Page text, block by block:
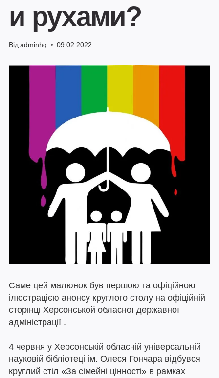
и рухами?
Від adminhq 09.02.2022
Саме цей малюнок був першою та офіційною
ілюстрацією анонсу круглого столу на офіційній
сторінці Херсонськой обласної державної
адміністрації .
4 червня у Херсонській обласній універсальній
науковій бібліотеці ім. Олеся Гончара відбувся
круглий стіл «За сімейні цінності» в рамках